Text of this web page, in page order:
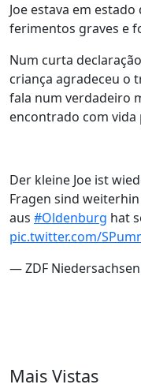
Joe estava em
ferimentos graves e
Num curta
criança agradeceu o
fala num verdadeiro
encontrado com vida
Der kleine Joe ist
Fragen sind
aus #Oldenburg hat
pic.twitter.com/
— ZDF
Mais Vistas